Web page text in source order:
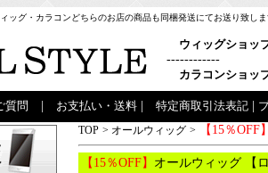
ッグ・カラコンどちらのお店の商品も同梱発送にてお送り致し
ウィッグショッ
------------
カラコンショッ
質問 お支払い・送料 特定商取引法表記
TOP > オールウィッグ > 【15％OFF
【15％OFF】 オールウィッグ 【